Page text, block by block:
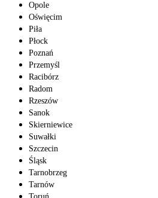
Opole
Oświęcim
Piła
Płock
Poznań
Przemyśl
Racibórz
Radom
Rzeszów
Sanok
Skierniewice
Suwałki
Szczecin
Śląsk
Tarnobrzeg
Tarnów